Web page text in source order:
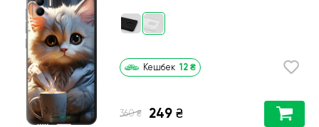
Кешбек 12 ₴
360 ₴ 249 ₴